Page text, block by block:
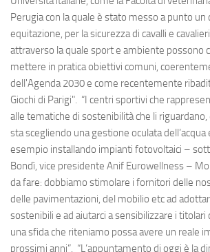
Perugia con la quale è stato messo a punto un
equitazione, per la sicurezza di cavalli e
attraverso la quale sport e ambiente possono
mettere in pratica obiettivi comuni,
dell'Agenda 2030 e come recentemente
Giochi di Parigi". “I centri sportivi che
alle tematiche di sostenibilità che li
sta scegliendo una gestione oculata dell’acqua
esempio installando impianti fotovoltaici –
Bondì, vice presidente Anif Eurowellness –
da fare: dobbiamo stimolare i fornitori delle
delle pavimentazioni, del mobilio etc ad
sostenibili e ad aiutarci a sensibilizzare i titolari
una sfida che riteniamo possa avere un reale
prossimi anni”. “L’appuntamento di oggi è la